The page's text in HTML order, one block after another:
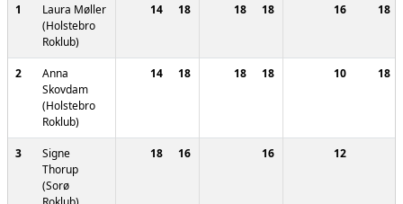
1
Laura Møller
(Holstebro
Roklub)
14 18 18 18 16 18
2
Anna
Skovdam
(Holstebro
Roklub)
14 18 18 18 10 18
3
Signe
Thorup
(Sorø
18 16 16 12